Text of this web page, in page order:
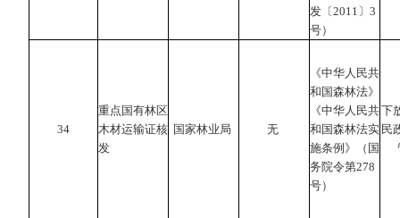
发〔2011〕3
号）
34
重点国有林区
木材运输证核
发
国家林业局 无
《中华人民共
和国森林法》
《中华人民共
和国森林法实
施条例》（国
务院令第278
号）
下
民